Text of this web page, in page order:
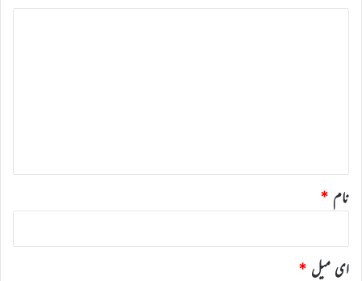
نام *
ای میل *